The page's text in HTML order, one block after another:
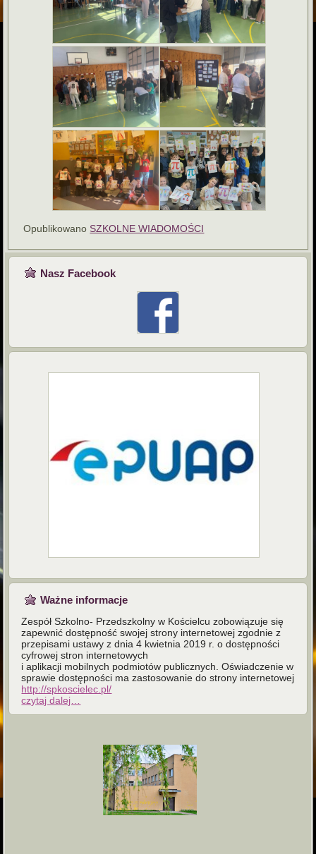
Opublikowano SZKOLNE WIADOMOŚCI
Nasz Facebook
Ważne informacje
Zespół Szkolno- Przedszkolny w Kościelcu zobowiązuje się
zapewnić dostępność swojej strony internetowej zgodnie z
przepisami ustawy z dnia 4 kwietnia 2019 r. o dostępności
cyfrowej stron internetowych
i aplikacji mobilnych podmiotów publicznych. Oświadczenie w
sprawie dostępności ma zastosowanie do strony internetowej
http://spkoscielec.pl/
czytaj dalej…